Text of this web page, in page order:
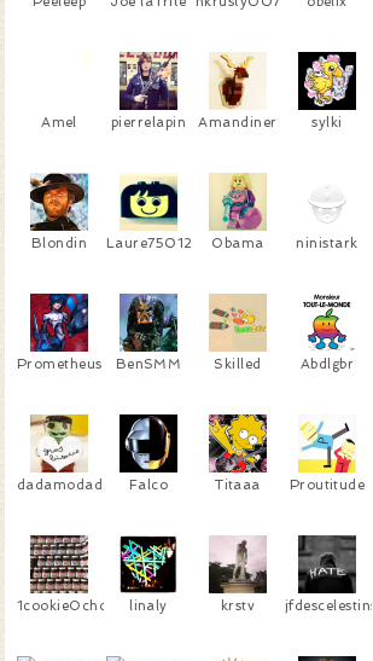
Amel pierrelapin Amandiner sylki
Blondin Laure75012 Obama ninistark
Prometheus BenSMM Skilled Abdlgbr
dadamodadamoFalco Titaaa Proutitude
1cookieOchocolatlinaly krstv jfdescelestins